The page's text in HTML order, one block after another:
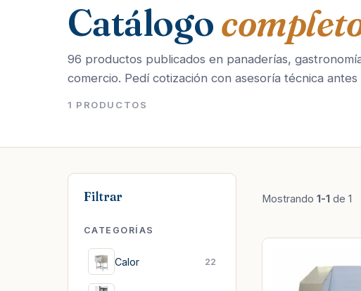
Catálogo
96 productos publicados en panaderías,
comercio. Pedí cotización con asesoría técnica
1 PRODUCTOS
Filtrar
CATEGORÍAS
Calor 22
Mostrando 1-1 de 1